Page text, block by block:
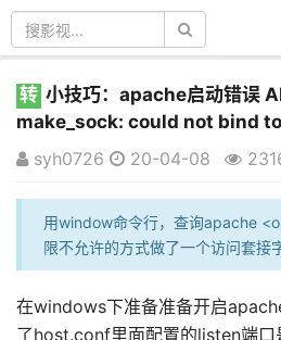
转 小技巧：apache启动错误
make_sock: could not bind
syh0726
20-04-08
用window命令行，查询apache
限不允许的方式做了一个访问套接
在windows下准备准备开启
了host.conf里面配置的listen端口